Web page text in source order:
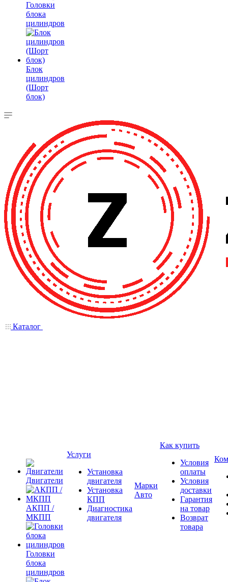
Головки
блока
цилиндров
Блок
цилиндров
(Шорт
блок)
Каталог
Двигатели
АКПП /
МКПП
Головки
блока
цилиндров
Услуги
Установка
двигателя
Установка
КПП
Диагностика
двигателя
Марки
Авто
Как купить
Условия
оплаты
Условия
доставки
Гарантия
на товар
Возврат
товара